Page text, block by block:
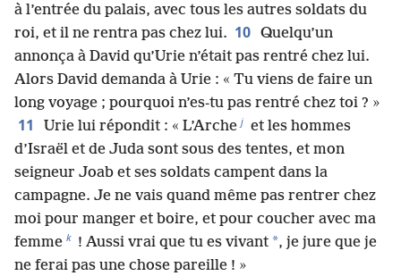
à l’entrée du palais, avec tous les autres soldats du
roi, et il ne rentra pas chez lui. 10 Quelqu’un
annonça à David qu’Urie n’était pas rentré chez lui.
Alors David demanda à Urie : « Tu viens de faire un
long voyage ; pourquoi n’es-tu pas rentré chez toi ? »
11 Urie lui répondit : « L’Arche j et les hommes
d’Israël et de Juda sont sous des tentes, et mon
seigneur Joab et ses soldats campent dans la
campagne. Je ne vais quand même pas rentrer chez
moi pour manger et boire, et pour coucher avec ma
femme k ! Aussi vrai que tu es vivant *, je jure que je
ne ferai pas une chose pareille ! »